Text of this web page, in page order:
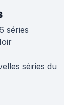
séries
séries du